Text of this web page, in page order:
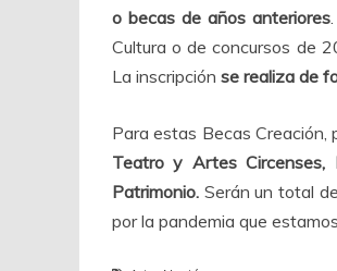
o becas de años anteriores
Cultura o de concursos de
La inscripción se realiza de
Para estas Becas Creación,
Teatro y Artes Circenses,
Patrimonio. Serán un total de
por la pandemia que